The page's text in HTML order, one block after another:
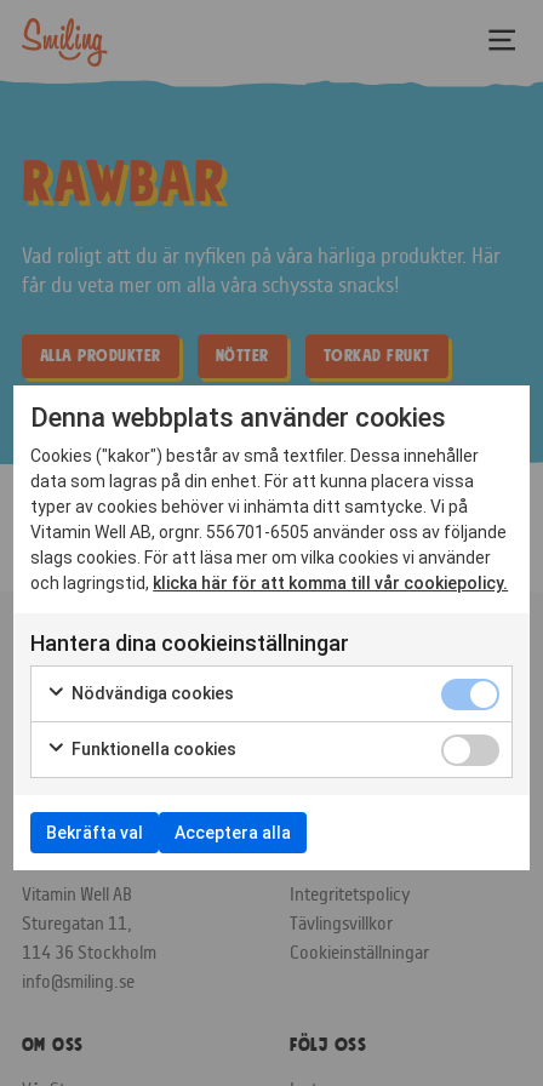
Rawbar
Vad roligt att du är nyfiken på våra härliga produkter. Här
får du veta mer om alla våra schyssta snacks!
Alla produkter Nötter Torkad Frukt
Inga produkter hittades som motsvarar
ditt val.
Om Smiling
På Smiling undviker vi onödiga tillsatser och långa
innehållsförteckningar. Istället använder vi hellre naturliga och
ekologiska råvaror. Bra och goda produkter, helt enkelt.
Adress
Vitamin Well AB
Sturegatan 11,
114 36 Stockholm
info@smiling.se
Information
Integritetspolicy
Tävlingsvillkor
Cookieinställningar
Om Oss Följ oss
Denna webbplats använder cookies
Cookies ("kakor") består av små textfiler. Dessa innehåller
data som lagras på din enhet. För att kunna placera vissa
typer av cookies behöver vi inhämta ditt samtycke. Vi på
Vitamin Well AB, orgnr. 556701-6505 använder oss av följande
slags cookies. För att läsa mer om vilka cookies vi använder
och lagringstid, klicka här för att komma till vår cookiepolicy.
Hantera dina cookieinställningar
Nödvändiga cookies
Funktionella cookies
Bekräfta val Acceptera alla